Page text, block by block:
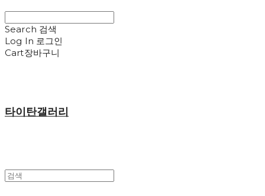
Search 검색
Log In 로그인
Cart장바구니
타이탄갤러리